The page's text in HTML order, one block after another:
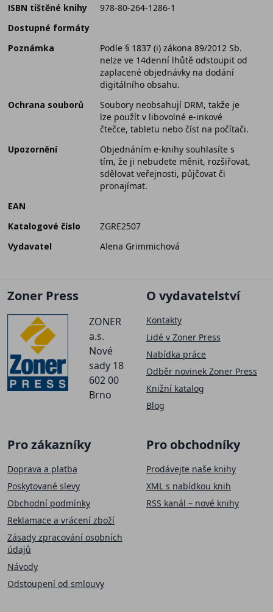
ISBN tištěné knihy
978-80-264-1286-1
Dostupné formáty
Poznámka
Podle § 1837 (i) zákona 89/2012 Sb.
nelze ve 14denní lhůtě odstoupit od
zaplacené objednávky na dodání
digitálního obsahu.
Ochrana souborů
Soubory neobsahují DRM, takže je
lze použít v libovolné e-inkové
čtečce, tabletu nebo číst na počítači.
Upozornění
Objednáním e-knihy souhlasíte s
tím, že ji nebudete měnit, rozšiřovat,
sdělovat veřejnosti, půjčovat či
pronajímat.
EAN
Katalogové číslo
ZGRE2507
Vydavatel
Alena Grimmichová
Zoner Press
ZONER
a.s.
Nové
sady 18
602 00
Brno
O vydavatelství
Kontakty
Lidé v Zoner Press
Nabídka práce
Odběr novinek Zoner Press
Knižní katalog
Blog
Pro zákazníky
Doprava a platba
Poskytované slevy
Obchodní podmínky
Reklamace a vrácení zboží
Zásady zpracování osobních
údajů
Návody
Odstoupení od smlouvy
Pro obchodníky
Prodávejte naše knihy
XML s nabídkou knih
RSS kanál – nové knihy